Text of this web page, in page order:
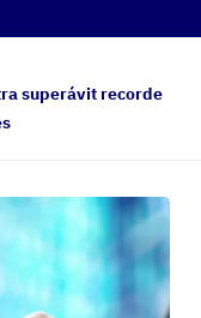
superávit recorde